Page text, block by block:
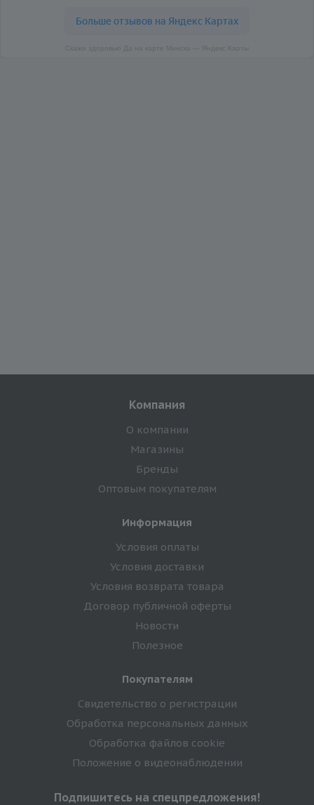
Компания
О компании
Магазины
Бренды
Оптовым покупателям
Информация
Условия оплаты
Условия доставки
Условия возврата товара
Договор публичной оферты
Новости
Полезное
Покупателям
Свидетельство о регистрации
Обработка персональных данных
Обработка файлов cookie
Положение о видеонаблюдении
Подпишитесь на спецпредложения!